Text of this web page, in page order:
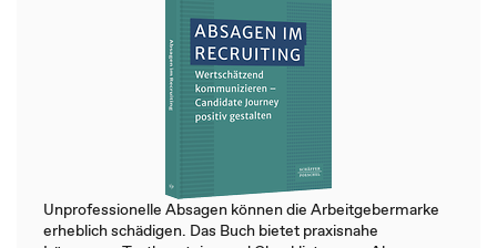
Unprofessionelle Absagen können die Arbeitgebermarke
erheblich schädigen. Das Buch bietet praxisnahe